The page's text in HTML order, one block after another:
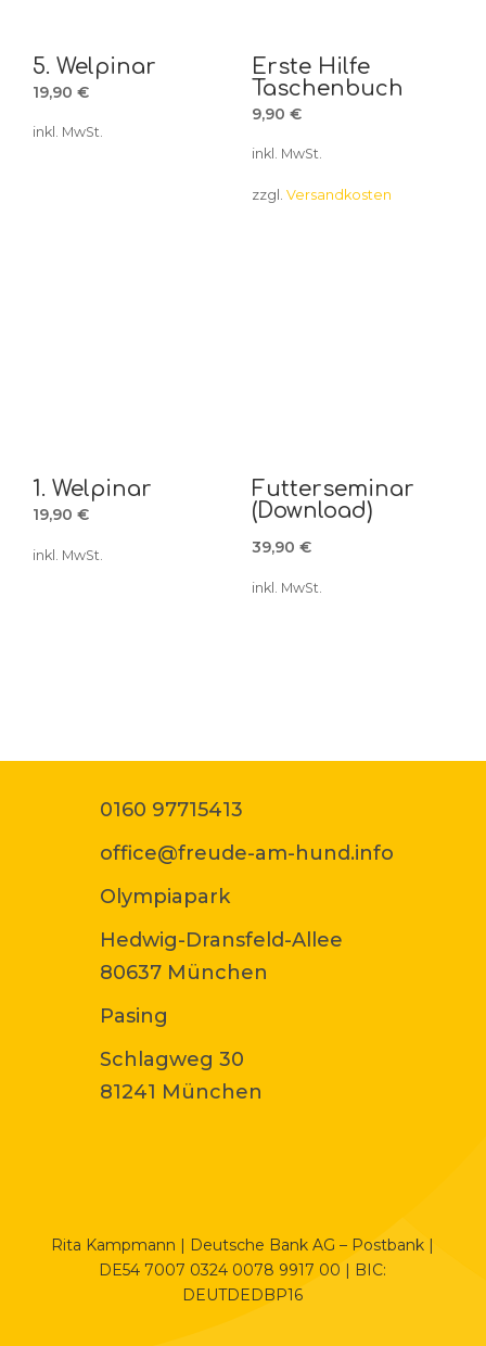
5. Welpinar
19,90 €
inkl. MwSt.
Erste Hilfe
Taschenbuch
9,90 €
inkl. MwSt.
zzgl. Versandkosten
1. Welpinar
19,90 €
inkl. MwSt.
Futterseminar
(Download)
39,90 €
inkl. MwSt.
0160 97715413
office@freude-am-hund.info
Olympiapark
Hedwig-Dransfeld-Allee
80637 München
Pasing
Schlagweg 30
81241 München
Rita Kampmann | Deutsche Bank AG – Postbank |
DE54 7007 0324 0078 9917 00 | BIC:
DEUTDEDBP16